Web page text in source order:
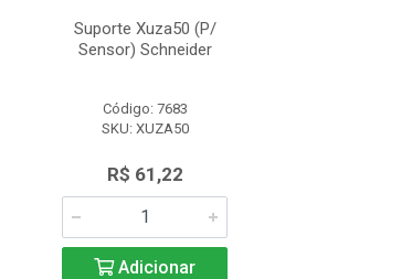
Suporte Xuza50 (P/
Sensor) Schneider
Código: 7683
SKU: XUZA50
R$ 61,22
Adicionar